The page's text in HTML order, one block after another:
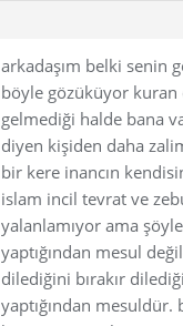
arkadaşım belki senin
böyle gözüküyor kuran
gelmediği halde bana
diyen kişiden daha
bir kere inancın
islam incil tevrat ve
yalanlamıyor ama
yaptığından mesul
dilediğini bırakır
yaptığından mesuldür.